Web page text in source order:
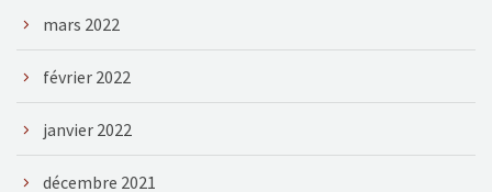
mars 2022
février 2022
janvier 2022
décembre 2021